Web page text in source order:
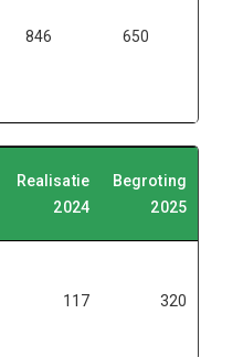
846 650
Realisatie
2024
Begroting
2025
117 320